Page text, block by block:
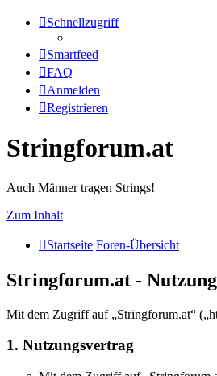
Schnellzugriff
Smartfeed
FAQ
Anmelden
Registrieren
Stringforum.at
Auch Männer tragen Strings!
Zum Inhalt
Startseite Foren-Übersicht
Stringforum.at -
Mit dem Zugriff auf „Stringforum.at“
1. Nutzungsvertrag